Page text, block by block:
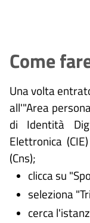
Come
Una volta
all'"Area
di Identità
Elettronica
(Cns);
clicca su
seleziona
cerca